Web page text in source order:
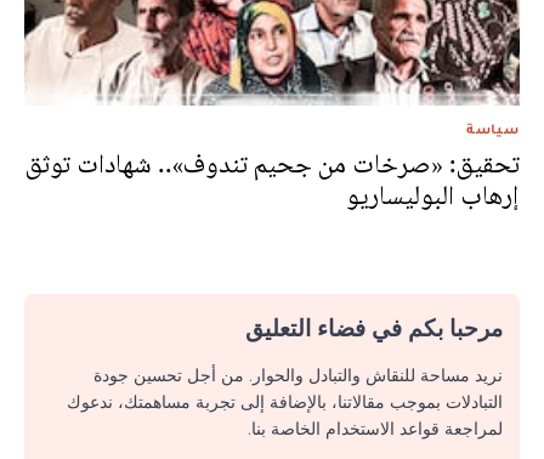
سياسة
تحقيق: «صرخات من جحيم تندوف».. شهادات توثق
إرهاب البوليساريو
مرحبا بكم في فضاء التعليق
نريد مساحة للنقاش والتبادل والحوار. من أجل تحسين جودة
التبادلات بموجب مقالاتنا، بالإضافة إلى تجربة مساهمتك، ندعوك
لمراجعة قواعد الاستخدام الخاصة بنا.